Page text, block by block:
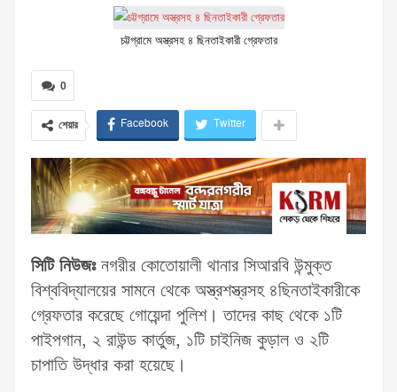
চট্টগ্রামে অস্ত্রসহ ৪ ছিনতাইকারী গ্রেফতার
0
শেয়ার Facebook Twitter
সিটি নিউজঃনগরীর কোতোয়ালী থানার সিআরবি উন্মুক্ত
বিশ্ববিদ্যালয়ের সামনে থেকে অস্ত্রশস্ত্রসহ ৪ছিনতাইকারীকে
গ্রেফতার করেছে গোয়েন্দা পুলিশ। তাদের কাছ থেকে ১টি
পাইপগান, ২ রাউন্ড কার্তুজ, ১টি চাইনিজ কুড়াল ও ২টি
চাপাতি উদ্ধার করা হয়েছে।